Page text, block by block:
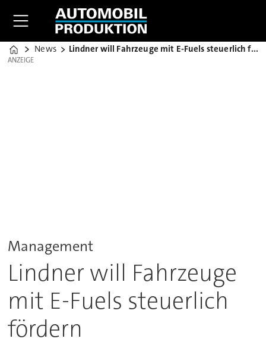
Home
News Lindner will Fahrzeuge mit E-Fuels steuerlich fördern
ANZEIGE
ANZEIGE
Management
Lindner will Fahrzeuge
mit E-Fuels steuerlich
fördern